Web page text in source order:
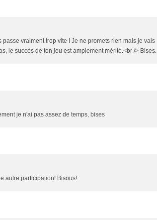
passe vraiment trop vite ! Je ne promets rien mais je vais
le succès de ton jeu est amplement mérité.<br /> Bises.
je n'ai pas assez de temps, bises
autre participation! Bisous!